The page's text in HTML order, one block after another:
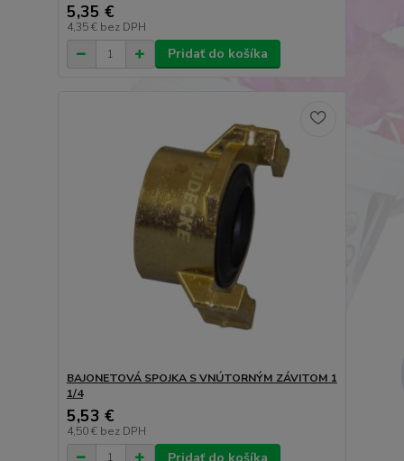
5,35 €
4,35 € bez DPH
Pridať do košíka
BAJONETOVÁ SPOJKA S VNÚTORNÝM ZÁVITOM 1
1/4
5,53 €
4,50 € bez DPH
Pridať do košíka